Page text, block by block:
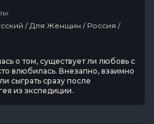
/ Для Женщин / Россия /
о том, существует ли любовь с
влюбилась. Внезапно, взаимно
сыграть сразу после
из экспедиции.